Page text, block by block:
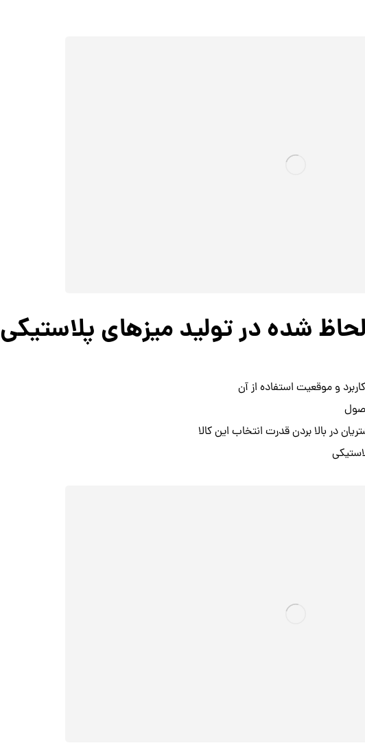
شده در تولید میزهای پلاستیکی
و موقعیت استفاده از آن
در بالا بردن قدرت انتخاب این کالا